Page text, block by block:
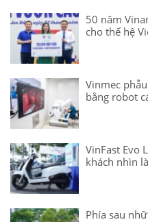
50 năm
cho thế hệ
Vinmec
bằng robot
VinFast Evo
khách nhìn
Phía sau